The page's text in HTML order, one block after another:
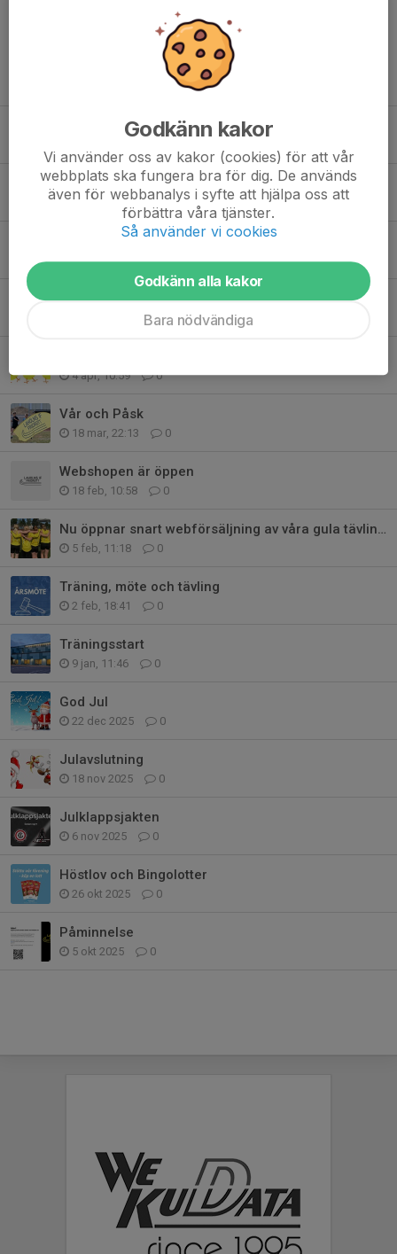
Tävlingar på gång
Sommaravslutning
15 jun, 22:15 0
Nyheter från klubben
24 maj, 20:30 0
Ny WIFI Anten
0
4 apr, 10:59 0
Vår och Påsk
18 mar, 22:13 0
Webshopen är öppen
18 feb, 10:58 0
Nu öppnar snart webförsäljning av våra gula tävlingskläder
5 feb, 11:18 0
Träning, möte och tävling
2 feb, 18:41 0
Träningsstart
9 jan, 11:46 0
God Jul
22 dec 2025 0
Julavslutning
18 nov 2025 0
Julklappsjakten
6 nov 2025 0
Höstlov och Bingolotter
26 okt 2025 0
Påminnelse
5 okt 2025 0
Godkänn kakor
Vi använder oss av kakor (cookies) för att vår
webbplats ska fungera bra för dig. De används
även för webbanalys i syfte att hjälpa oss att
förbättra våra tjänster.
Så använder vi cookies
Godkänn alla kakor
Bara nödvändiga